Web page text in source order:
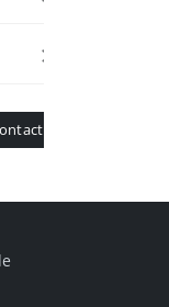
contactar ventas